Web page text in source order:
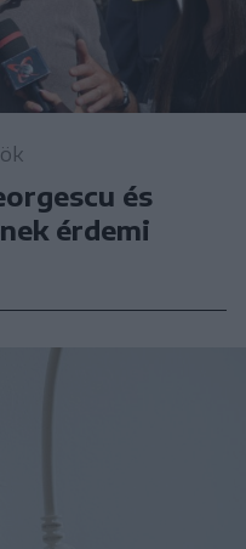
és
érdemi